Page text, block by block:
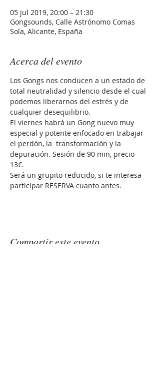
05 jul 2019, 20:00 – 21:30
Gongsounds, Calle Astrónomo Comas
Sola, Alicante, España
Acerca del evento
Los Gongs nos conducen a un estado de
total neutralidad y silencio desde el cual
podemos liberarnos del estrés y de
cualquier desequilibrio.
El viernes habrá un Gong nuevo muy
especial y potente enfocado en trabajar
el perdón, la  transformación y la
depuración. Sesión de 90 min, precio
13€.
Será un grupito reducido, si te interesa
participar RESERVA cuanto antes.
Compartir este evento